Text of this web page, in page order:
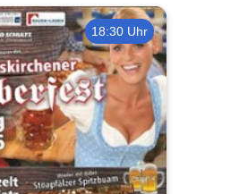
18:30 Uhr